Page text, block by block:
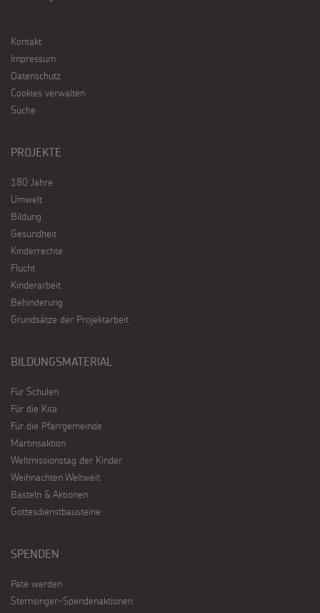
Kontakt
Impressum
Datenschutz
Cookies verwalten
Suche
PROJEKTE
180 Jahre
Umwelt
Bildung
Gesundheit
Kinderrechte
Flucht
Kinderarbeit
Behinderung
Grundsätze der Projektarbeit
BILDUNGSMATERIAL
Für Schulen
Für die Kita
Für die Pfarrgemeinde
Martinsaktion
Weltmissionstag der Kinder
Weihnachten Weltweit
Basteln & Aktionen
Gottesdienstbausteine
SPENDEN
Pate werden
Sternsinger-Spendenaktionen